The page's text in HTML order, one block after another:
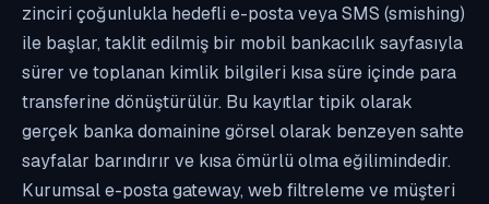
zinciri çoğunlukla hedefli e-posta veya SMS (smishing)
ile başlar, taklit edilmiş bir mobil bankacılık sayfasıyla
sürer ve toplanan kimlik bilgileri kısa süre içinde para
transferine dönüştürülür. Bu kayıtlar tipik olarak
gerçek banka domainine görsel olarak benzeyen sahte
sayfalar barındırır ve kısa ömürlü olma eğilimindedir.
Kurumsal e-posta gateway, web filtreleme ve müşteri